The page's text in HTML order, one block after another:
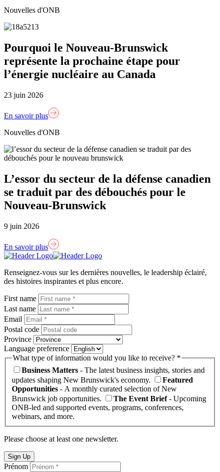
Nouvelles d'ONB
Pourquoi le Nouveau-Brunswick
représente la prochaine étape pour
l’énergie nucléaire au Canada
23 juin 2026
En savoir plus
Nouvelles d'ONB
L’essor du secteur de la défense canadien
se traduit par des débouchés pour le
Nouveau-Brunswick
9 juin 2026
En savoir plus
Lien
d'accueil
Renseignez-vous sur les dernières nouvelles, le leadership éclairé,
des histoires inspirantes et plus encore.
First name
Last name
Email
Postal code
Province
Language preference
What type of information would you like to receive? *
Business Matters - The latest business insights, stories and
updates shaping New Brunswick's economy.
Featured
Opportunities - A monthly curated selection of New
Brunswick job opportunities.
The Event Brief- Upcoming
ONB-led and supported events, programs, conferences,
webinars, and more.
Please choose at least one newsletter.
Sign Up
Prénom